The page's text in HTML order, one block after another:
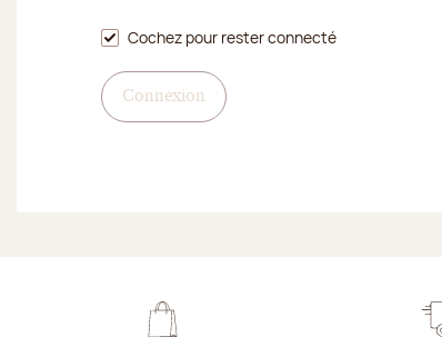
Cochez pour rester connecté
Connexion